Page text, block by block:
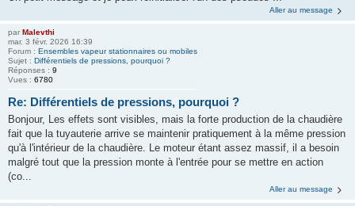
Aller au message
par Malevthi
mar. 3 févr. 2026 16:39
Forum : Ensembles vapeur stationnaires ou mobiles
Sujet : Différentiels de pressions, pourquoi ?
Réponses : 9
Vues : 6780
Re: Différentiels de pressions, pourquoi ?
Bonjour, Les effets sont visibles, mais la forte production de la chaudière
fait que la tuyauterie arrive se maintenir pratiquement à la même pression
qu'à l'intérieur de la chaudière. Le moteur étant assez massif, il a besoin
malgré tout que la pression monte à l'entrée pour se mettre en action
(co...
Aller au message